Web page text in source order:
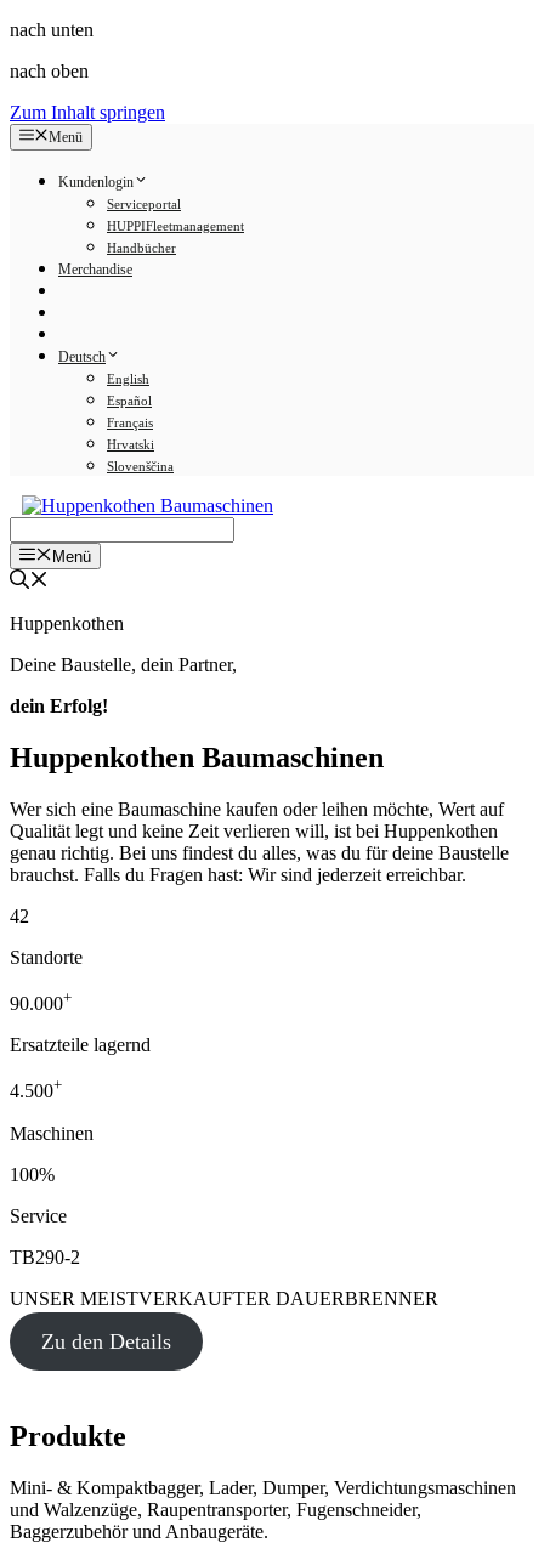
nach unten
nach oben
Zum Inhalt springen
Menü
Kundenlogin
Serviceportal
HUPPIFleetmanagement
Handbücher
Merchandise
Deutsch
English
Español
Français
Hrvatski
Slovenščina
Menü
Huppenkothen
Deine Baustelle, dein Partner,
dein Erfolg!
Huppenkothen Baumaschinen
Wer sich eine Baumaschine kaufen oder leihen möchte, Wert auf
Qualität legt und keine Zeit verlieren will, ist bei Huppenkothen
genau richtig. Bei uns findest du alles, was du für deine Baustelle
brauchst. Falls du Fragen hast: Wir sind jederzeit erreichbar.
42
Standorte
90.000+
Ersatzteile lagernd
4.500+
Maschinen
100%
Service
TB290-2
UNSER MEISTVERKAUFTER DAUERBRENNER
Zu den Details
Produkte
Mini- & Kompaktbagger, Lader, Dumper, Verdichtungsmaschinen
und Walzenzüge, Raupentransporter, Fugenschneider,
Baggerzubehör und Anbaugeräte.